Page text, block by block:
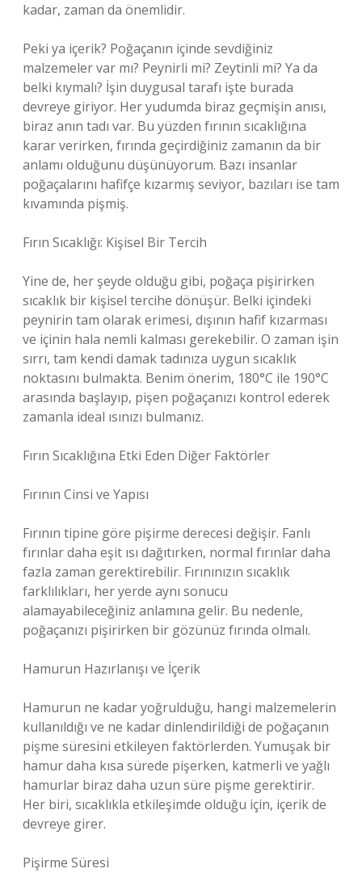
kadar, zaman da önemlidir.
Peki ya içerik? Poğaçanın içinde sevdiğiniz
malzemeler var mı? Peynirli mi? Zeytinli mi? Ya da
belki kıymalı? İşin duygusal tarafı işte burada
devreye giriyor. Her yudumda biraz geçmişin anısı,
biraz anın tadı var. Bu yüzden fırının sıcaklığına
karar verirken, fırında geçirdiğiniz zamanın da bir
anlamı olduğunu düşünüyorum. Bazı insanlar
poğaçalarını hafifçe kızarmış seviyor, bazıları ise tam
kıvamında pişmiş.
Fırın Sıcaklığı: Kişisel Bir Tercih
Yine de, her şeyde olduğu gibi, poğaça pişirirken
sıcaklık bir kişisel tercihe dönüşür. Belki içindeki
peynirin tam olarak erimesi, dışının hafif kızarması
ve içinin hala nemli kalması gerekebilir. O zaman işin
sırrı, tam kendi damak tadınıza uygun sıcaklık
noktasını bulmakta. Benim önerim, 180°C ile 190°C
arasında başlayıp, pişen poğaçanızı kontrol ederek
zamanla ideal ısınızı bulmanız.
Fırın Sıcaklığına Etki Eden Diğer Faktörler
Fırının Cinsi ve Yapısı
Fırının tipine göre pişirme derecesi değişir. Fanlı
fırınlar daha eşit ısı dağıtırken, normal fırınlar daha
fazla zaman gerektirebilir. Fırınınızın sıcaklık
farklılıkları, her yerde aynı sonucu
alamayabileceğiniz anlamına gelir. Bu nedenle,
poğaçanızı pişirirken bir gözünüz fırında olmalı.
Hamurun Hazırlanışı ve İçerik
Hamurun ne kadar yoğrulduğu, hangi malzemelerin
kullanıldığı ve ne kadar dinlendirildiği de poğaçanın
pişme süresini etkileyen faktörlerden. Yumuşak bir
hamur daha kısa sürede pişerken, katmerli ve yağlı
hamurlar biraz daha uzun süre pişme gerektirir.
Her biri, sıcaklıkla etkileşimde olduğu için, içerik de
devreye girer.
Pişirme Süresi